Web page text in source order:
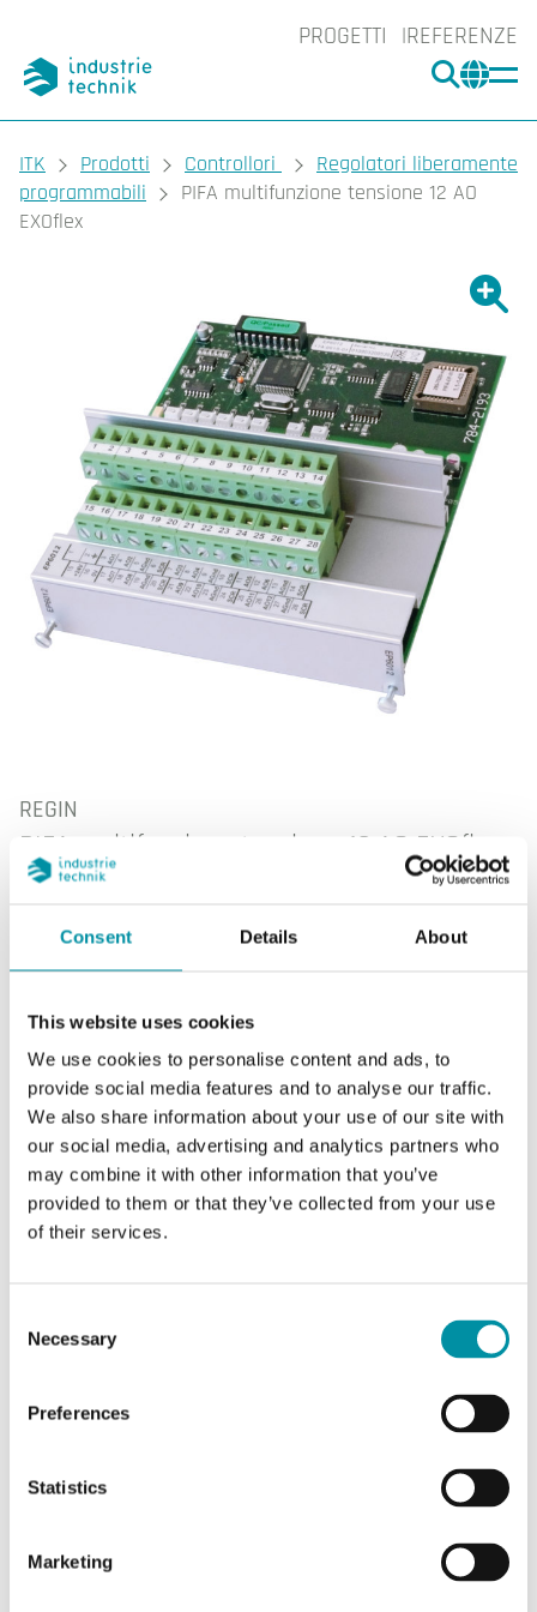
Consent Details About
This website uses cookies
We use cookies to personalise content and ads, to
provide social media features and to analyse our traffic.
We also share information about your use of our site with
our social media, advertising and analytics partners who
may combine it with other information that you’ve
provided to them or that they’ve collected from your use
of their services.
Selection
Necessary
Preferences
Statistics
Marketing
PROGETTI REFERENZE
CERCA
You are here:
ITK Prodotti Controllori
Regolatori liberamente
programmabili
PIFA multifunzione tensione 12 AO
EXOflex
REGIN
PIFA multifunzione tensione 12 AO EXOflex
analogiche per il montaggio nei contenitori EXOflex.
CARATTERISTICHE
SOFTWARE & DOCUMENTAZIONE
Caratteristiche
Caratteristiche di PIFA multifunzione tensione 12 AO